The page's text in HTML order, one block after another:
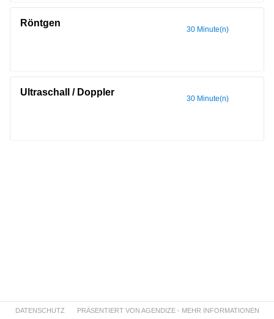
Röntgen
30 Minute(n)
Ultraschall / Doppler
30 Minute(n)
DATENSCHUTZ PRÄSENTIERT VON AGENDIZE - MEHR INFORMATIONEN